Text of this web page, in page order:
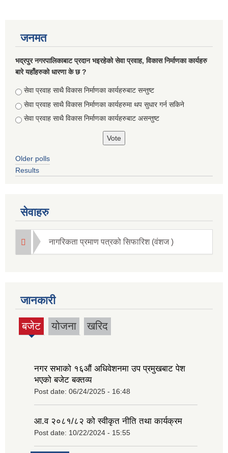
जनमत
भद्रपुर नगरपालिकाबाट प्रदान भइरहेको सेवा प्रवाह, विकास निर्माणका कार्यहरु
बारे यहाँहरुको धारणा के छ ?
Choices
सेवा प्रवाह साथै विकास निर्माणका कार्यहरुबाट सन्तुष्ट
सेवा प्रवाह साथै विकास निर्माणका कार्यहरुमा थप सुधार गर्न सकिने
सेवा प्रवाह साथै विकास निर्माणका कार्यहरुबाट असन्तुष्ट
Older polls
Results
सेवाहरु
नागरिकता प्रमाण पत्रको सिफारिश (वंशज )
जानकारी
बजेट
(active
योजना खरिद
नगर सभाको १६‍औं अधिवेशनमा उप प्रमुखबाट पेश
भएको बजेट बक्तव्य
Post date: 06/24/2025 - 16:48
आ.व २०८१/८२ को स्वीकृत नीति तथा कार्यक्रम
Post date: 10/22/2024 - 15:55